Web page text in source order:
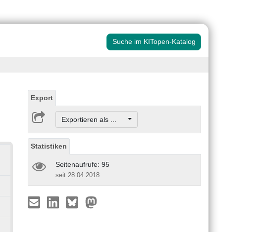
Suche im KITopen-Katalog
Export
Exportieren als ...
Statistiken
Seitenaufrufe: 95
seit 28.04.2018